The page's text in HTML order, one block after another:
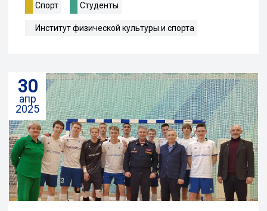
Спорт Студенты
Институт физической культуры и спорта
30
апр
2025